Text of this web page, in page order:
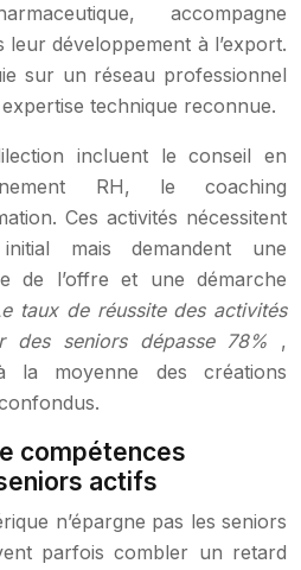
accompagne
leur développement à l’export.
sur un réseau professionnel
technique reconnue.
incluent le conseil en
RH, le coaching
Ces activités nécessitent
initial mais demandent une
de l’offre et une démarche
taux de réussite des activités
des seniors dépasse 78% ,
la moyenne des créations
compétences
actifs
n’épargne pas les seniors
parfois combler un retard